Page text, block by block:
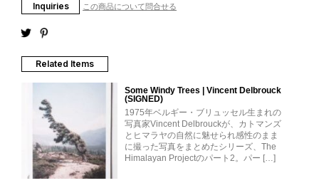
Inquiries この商品について問合せる
Related Items
Some Windy Trees | Vincent Delbrouck
(SIGNED)
1975年ベルギー・ブリュッセル生まれの
写真家Vincent Delbrouckが、カトマンズ
とヒマラヤの自然に魅せられ感性のまま
に撮った写真をまとめたシリーズ、The
Himalayan Projectのパート2。パー […]